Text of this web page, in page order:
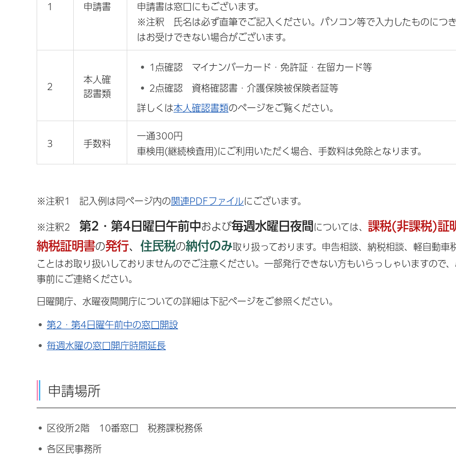
1 申請書
申請書は窓口にもございます。
※注釈 氏名は必ず直筆でご記入ください。パソコン等で入力したものにつ
はお受けできない場合がございます。
2
本人確
認書類
1点確認 マイナンバーカード・免許証・在留カード等
2点確認 資格確認書・介護保険被保険者証等
詳しくは本人確認書類のページをご覧ください。
3 手数料
一通300円
車検用(継続検査用)にご利用いただく場合、手数料は免除となります。
※注釈1 記入例は同ページ内の関連PDFファイルにございます。
※注釈2 第2・第4日曜日午前中および毎週水曜日夜間 については、 課税(非課税)証
納税証明書の発行、 住民税の納付のみ取り扱っております。申告相談、納税相談、軽自動車
ことはお取り扱いしておりませんのでご注意ください。一部発行できない方もいらっしゃいますので
事前にご連絡ください。
日曜開庁、水曜夜間開庁についての詳細は下記ページをご参照ください。
第2・第4日曜午前中の窓口開設
毎週水曜の窓口開庁時間延長
申請場所
区役所2階 10番窓口 税務課税務係
各区民事務所